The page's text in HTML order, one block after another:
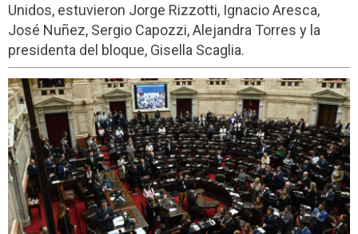
Unidos, estuvieron Jorge Rizzotti, Ignacio Aresca,
José Nuñez, Sergio Capozzi, Alejandra Torres y la
presidenta del bloque, Gisella Scaglia.